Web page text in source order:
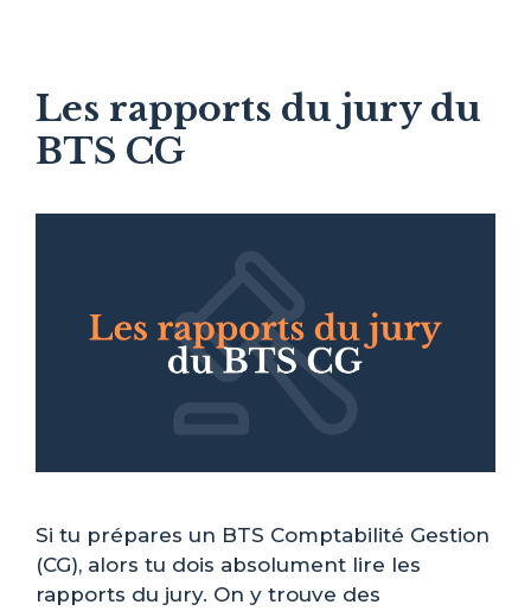
Les rapports du jury du
BTS CG
Si tu prépares un BTS Comptabilité Gestion
(CG), alors tu dois absolument lire les
rapports du jury. On y trouve des